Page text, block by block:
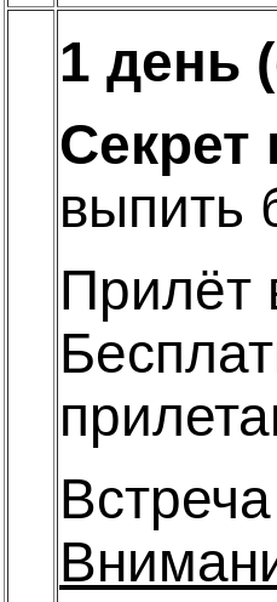
1 день
выпить
Прилёт